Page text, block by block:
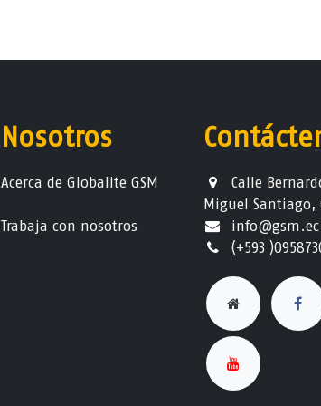
Calle
Miguel Santiago,
info@gsm.ec​
(+593
Nosotros
Acerca de Globalite GSM
Trabaja con nosotros